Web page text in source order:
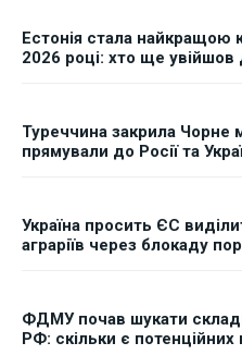
Естонія стала найкращою
2026 році: хто ще
Туреччина закрила
прямували до Росії та
Україна просить ЄС
аграріїв через блокаду
ФДМУ почав шукати
РФ: скільки є